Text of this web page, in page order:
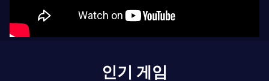
인기 게임